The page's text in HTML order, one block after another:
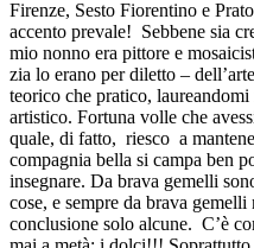
Firenze, Sesto Fiorentino e
accento prevale! Sebbene sia
mio nonno era pittore e
zia lo erano per diletto –
teorico che pratico,
artistico. Fortuna volle che
quale, di fatto, riesco a
compagnia bella si campa ben
insegnare. Da brava gemelli
cose, e sempre da brava
conclusione solo alcune. C’è